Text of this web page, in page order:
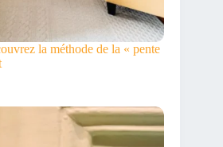
la méthode de la « pente